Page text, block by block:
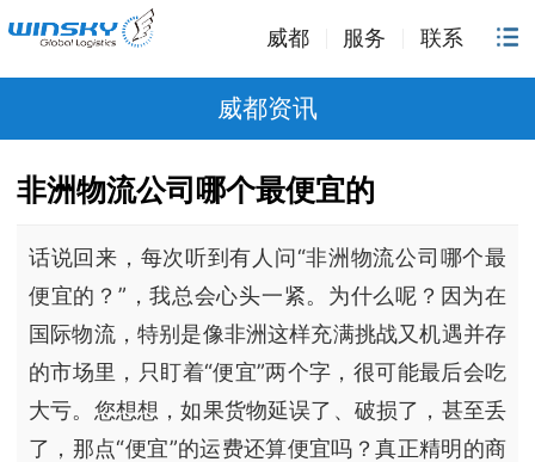
威都 服务 联系
威都资讯
非洲物流公司哪个最便宜的
话说回来，每次听到有人问“非洲物流公司哪个最
便宜的？”，我总会心头一紧。为什么呢？因为在
国际物流，特别是像非洲这样充满挑战又机遇并存
的市场里，只盯着“便宜”两个字，很可能最后会吃
大亏。您想想，如果货物延误了、破损了，甚至丢
了，那点“便宜”的运费还算便宜吗？真正精明的商